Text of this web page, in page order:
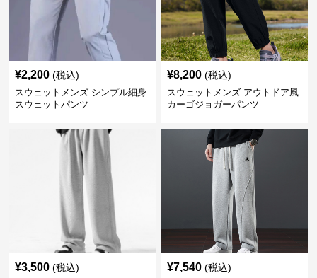
¥2,200 (税込)
スウェットメンズ シンプル細身
スウェットパンツ
¥8,200 (税込)
スウェットメンズ アウトドア風
カーゴジョガーパンツ
¥3,500 (税込) ¥7,540 (税込)